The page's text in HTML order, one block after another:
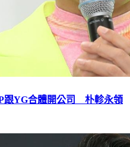
跟YG合體開公司 朴軫永領